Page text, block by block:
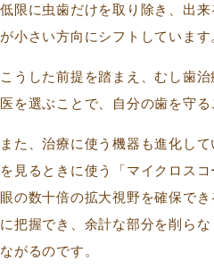
低限に虫歯だけを取り除き、出
が小さい方向にシフトしています
こうした前提を踏まえ、むし歯
医を選ぶことで、自分の歯を守る
また、治療に使う機器も進化し
を見るときに使う「マイクロス
眼の数十倍の拡大視野を確保で
に把握でき、余計な部分を削ら
ながるのです。